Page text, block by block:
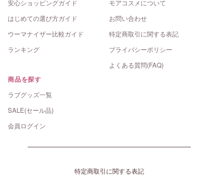
安心ショッピングガイド
はじめての選び方ガイド
ウーマナイザー比較ガイド
ランキング
モアコスメについて
お問い合わせ
特定商取引に関する表記
プライバシーポリシー
よくある質問(FAQ)
商品を探す
ラブグッズ一覧
SALE(セール品)
会員ログイン
特定商取引に関する表記